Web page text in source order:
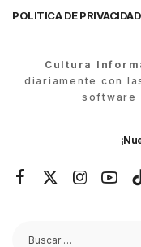
POLITICA DE PRIVACIDAD
Cultura
diariamente con
software